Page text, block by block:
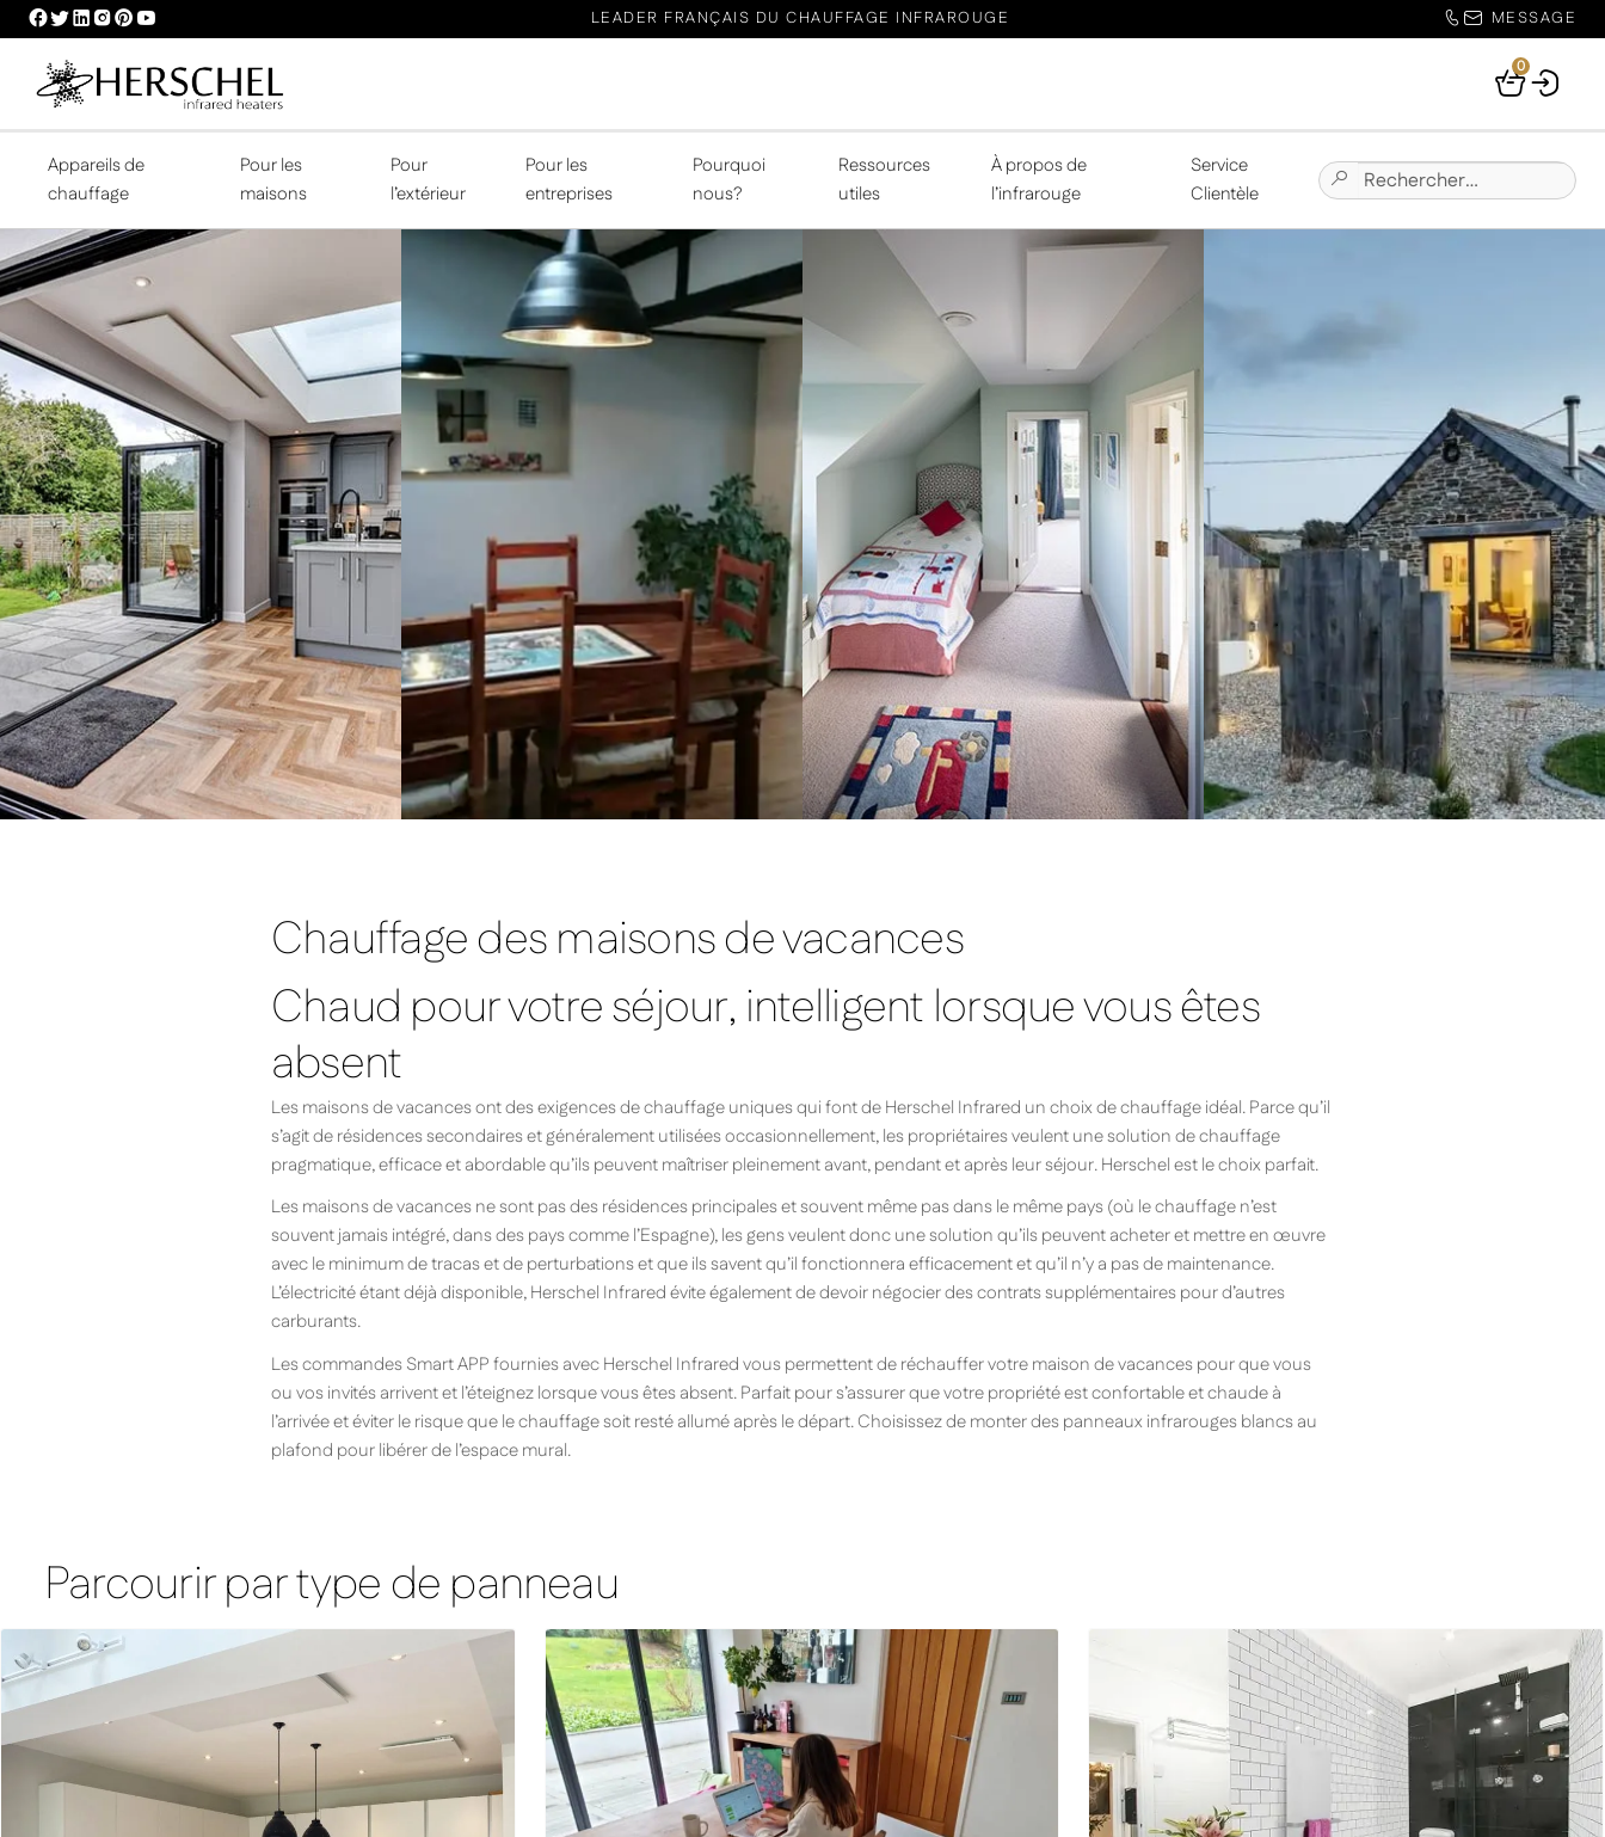
HERSCHEL
FACEBOOK
PROFILE
HERSCHEL
TWITTER
PROFILE
HERSCHEL
LINKEDIN
HERSCHEL
INSTAGRAM
HERSCHEL
PINTEREST
HERSCHEL
YOUTUBE
LEADER FRANÇAIS DU CHAUFFAGE INFRAROUGE MESSAGE
Your
0
Appareils de
chauffage
Pour les
maisons
Pour
l’extérieur
Pour les
entreprises
Pourquoi
nous?
Ressources
utiles
À propos de
l’infrarouge
Service
Clientèle
Submit
Chercher:
Chauffage des maisons de vacances
Chaud pour votre séjour, intelligent lorsque vous êtes
absent
Les maisons de vacances ont des exigences de chauffage uniques qui font de Herschel Infrared un choix de chauffage idéal. Parce qu’il
s’agit de résidences secondaires et généralement utilisées occasionnellement, les propriétaires veulent une solution de chauffage
pragmatique, efficace et abordable qu’ils peuvent maîtriser pleinement avant, pendant et après leur séjour. Herschel est le choix parfait.
Les maisons de vacances ne sont pas des résidences principales et souvent même pas dans le même pays (où le chauffage n’est
souvent jamais intégré, dans des pays comme l’Espagne), les gens veulent donc une solution qu’ils peuvent acheter et mettre en œuvre
avec le minimum de tracas et de perturbations et que ils savent qu’il fonctionnera efficacement et qu’il n’y a pas de maintenance.
L’électricité étant déjà disponible, Herschel Infrared évite également de devoir négocier des contrats supplémentaires pour d’autres
carburants.
Les commandes Smart APP fournies avec Herschel Infrared vous permettent de réchauffer votre maison de vacances pour que vous
ou vos invités arrivent et l’éteignez lorsque vous êtes absent. Parfait pour s’assurer que votre propriété est confortable et chaude à
l’arrivée et éviter le risque que le chauffage soit resté allumé après le départ. Choisissez de monter des panneaux infrarouges blancs au
plafond pour libérer de l’espace mural.
Parcourir par type de panneau